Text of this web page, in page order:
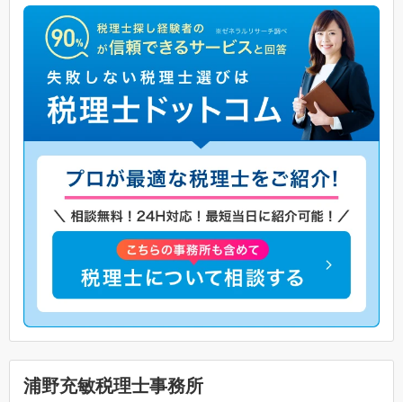
浦野充敏税理士事務所